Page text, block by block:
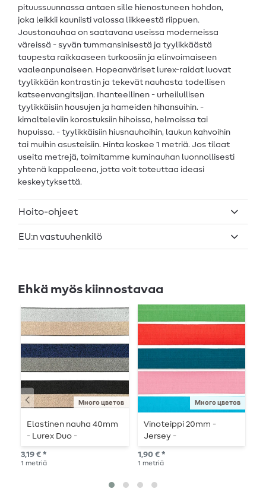
pituussuunnassa antaen sille hienostuneen hohdon,
joka leikkii kauniisti valossa liikkeestä riippuen.
Joustonauhaa on saatavana useissa moderneissa
väreissä - syvän tummansinisestä ja tyylikkäästä
taupesta raikkaaseen turkoosiin ja elinvoimaiseen
vaaleanpunaiseen. Hopeanväriset lurex-raidat luovat
tyylikkään kontrastin ja tekevät nauhasta todellisen
katseenvangitsijan. Ihanteellinen - urheilullisen
tyylikkäisiin housujen ja hameiden hihansuihin. -
kimalteleviin korostuksiin hihoissa, helmoissa tai
hupuissa. - tyylikkäisiin hiusnauhoihin, laukun kahvoihin
tai muihin asusteisiin. Hinta koskee 1 metriä. Jos tilaat
useita metrejä, toimitamme kuminauhan luonnollisesti
yhtenä kappaleena, jotta voit toteuttaa ideasi
keskeytyksettä.
Hoito-ohjeet
EU:n vastuuhenkilö
Ehkä myös kiinnostavaa
Много цветов
Elastinen nauha 40mm
- Lurex Duo -
metritavaranauhat
3,19 € *
1 metriä
Много цветов
Vinoteippi 20mm -
Jersey -
metritavaranauhat
1,90 € *
1 metriä